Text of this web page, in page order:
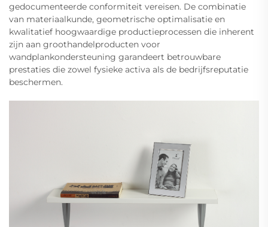
gedocumenteerde conformiteit vereisen. De combinatie
van materiaalkunde, geometrische optimalisatie en
kwalitatief hoogwaardige productieprocessen die inherent
zijn aan groothandelproducten voor
wandplankondersteuning garandeert betrouwbare
prestaties die zowel fysieke activa als de bedrijfsreputatie
beschermen.